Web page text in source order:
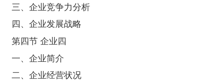
三、企业竞争力分析
四、企业发展战略
第四节 企业四
一、企业简介
二、企业经营状况